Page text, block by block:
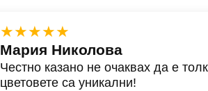
★★★★★
Мария Николова
Честно казано не очаквах да е
цветовете са уникални!